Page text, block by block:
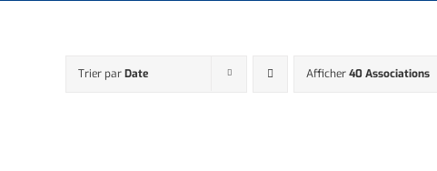
Trier parDate Afficher40 Associations